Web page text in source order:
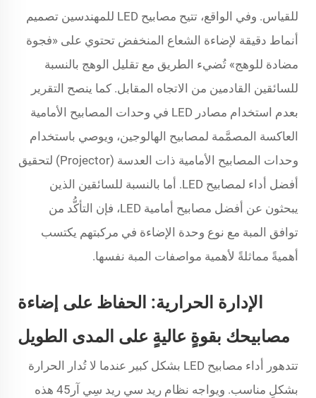
للقياس. وفي الواقع، تتيح مصابيح LED للمهندسين تصميم
أنماط دقيقة لإضاءة الشعاع المنخفض تحتوي على «فجوة
مضادة للوهج» تُضيء الطريق مع تقليل الوهج بالنسبة
للسائقين القادمين من الاتجاه المقابل. كما ينصح التقرير
بعدم استخدام مصادر LED في وحدات المصابيح الأمامية
العاكسة المصمَّمة لمصابيح الهالوجين، ويوصي باستخدام
وحدات المصابيح الأمامية ذات العدسة (Projector) لتحقيق
أفضل أداء لمصابيح LED. أما بالنسبة للسائقين الذين
يبحثون عن أفضل مصابيح أمامية LED، فإن التأكُّد من
توافق المبة مع نوع وحدة الإضاءة في مركبتهم يكتسب
أهميةً مماثلةً لأهمية مواصفات المبة نفسها.
الإدارة الحرارية: الحفاظ على إضاءة
مصابيحك بقوةٍ عاليةٍ على المدى الطويل
تتدهور أداء مصابيح LED بشكل كبير عندما لا تُدار الحرارة
بشكلٍ مناسب. ويواجه نظام ريد سي ريد سِي آر45 هذه